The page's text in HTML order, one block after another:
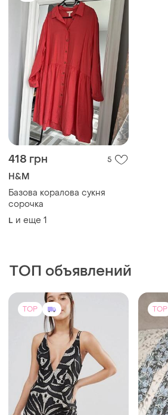
418 грн 5
H&M
Базова коралова сукня
сорочка
L и еще 1
ТОП объявлений
TOP TOP